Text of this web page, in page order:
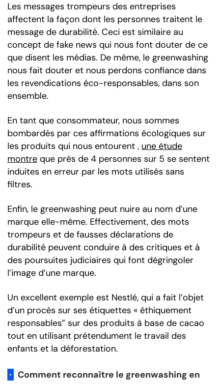
Les messages trompeurs des entreprises
affectent la façon dont les personnes traitent le
message de durabilité. Ceci est similaire au
concept de fake news qui nous font douter de ce
que disent les médias. De même, le greenwashing
nous fait douter et nous perdons confiance dans
les revendications éco-responsables, dans son
ensemble.
En tant que consommateur, nous sommes
bombardés par ces affirmations écologiques sur
les produits qui nous entourent , une étude
montre que près de 4 personnes sur 5 se sentent
induites en erreur par les mots utilisés sans
filtres.
Enfin, le greenwashing peut nuire au nom d’une
marque elle-même. Effectivement, des mots
trompeurs et de fausses déclarations de
durabilité peuvent conduire à des critiques et à
des poursuites judiciaires qui font dégringoler
l’image d’une marque.
Un excellent exemple est Nestlé, qui a fait l’objet
d’un procès sur ses étiquettes « éthiquement
responsables” sur des produits à base de cacao
tout en utilisant prétendument le travail des
enfants et la déforestation.
· Comment reconnaître le greenwashing en